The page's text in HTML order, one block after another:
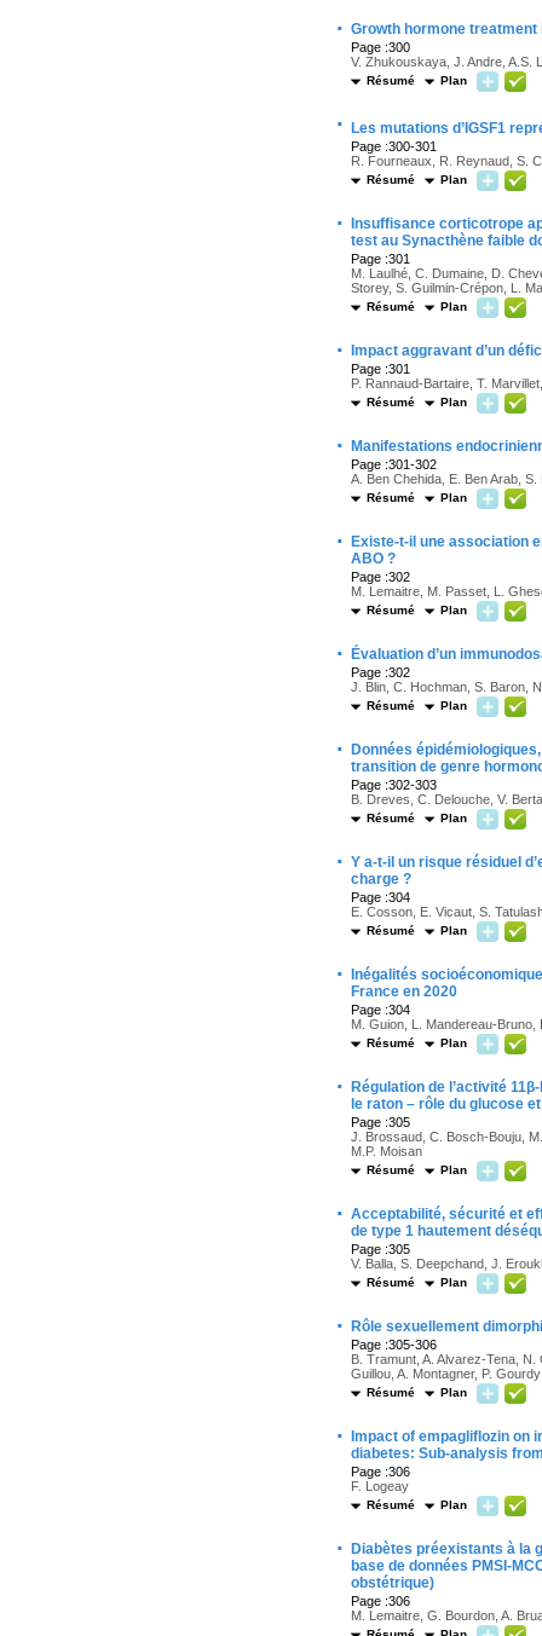
· Growth hormone
Page :300
V. Zhukouskaya, J. Andre, A.S.
Résumé Plan
· Les mutations d’IGSF1
Page :300-301
R. Fourneaux, R. Reynaud, S.
Résumé Plan
·
Insuffisance corticotrope
test au Synacthène faible
Page :301
M. Laulhé, C. Dumaine, D.
Storey, S. Guilmin-Crépon, L.
Résumé Plan
· Impact aggravant d’un
Page :301
P. Rannaud-Bartaire, T.
Résumé Plan
· Manifestations
Page :301-302
A. Ben Chehida, E. Ben Arab,
Résumé Plan
·
Existe-t-il une association
ABO ?
Page :302
M. Lemaitre, M. Passet, L.
Résumé Plan
· Évaluation d’un
Page :302
J. Blin, C. Hochman, S. Baron,
Résumé Plan
·
Données
transition de genre
Page :302-303
B. Dreves, C. Delouche, V.
Résumé Plan
· Y a-t-il un risque résiduel
charge ?
Page :304
E. Cosson, E. Vicaut, S.
Résumé Plan
·
Inégalités
France en 2020
Page :304
M. Guion, L. Mandereau-
Résumé Plan
·
Régulation de l’activité
le raton – rôle du glucose
Page :305
J. Brossaud, C. Bosch-Bouju,
M.P. Moisan
Résumé Plan
· Acceptabilité, sécurité et
de type 1 hautement
Page :305
V. Balla, S. Deepchand, J.
Résumé Plan
· Rôle sexuellement
Page :305-306
B. Tramunt, A. Alvarez-Tena,
Guillou, A. Montagner, P. Gourdy
Résumé Plan
·
Impact of empagliflozin on
diabetes: Sub-analysis
Page :306
F. Logeay
Résumé Plan
·
Diabètes préexistants à la
base de données PMSI-
obstétrique)
Page :306
M. Lemaitre, G. Bourdon, A.